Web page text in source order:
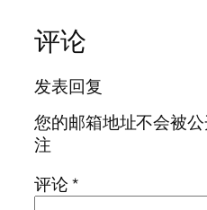
评论
发表回复
您的邮箱地址不会被公
注
评论*